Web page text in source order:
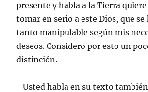
presente y habla a la Tierra
tomar en serio a este Dios, que se
tanto manipulable según mis
deseos. Considero por esto un
distinción.
–Usted habla en su texto